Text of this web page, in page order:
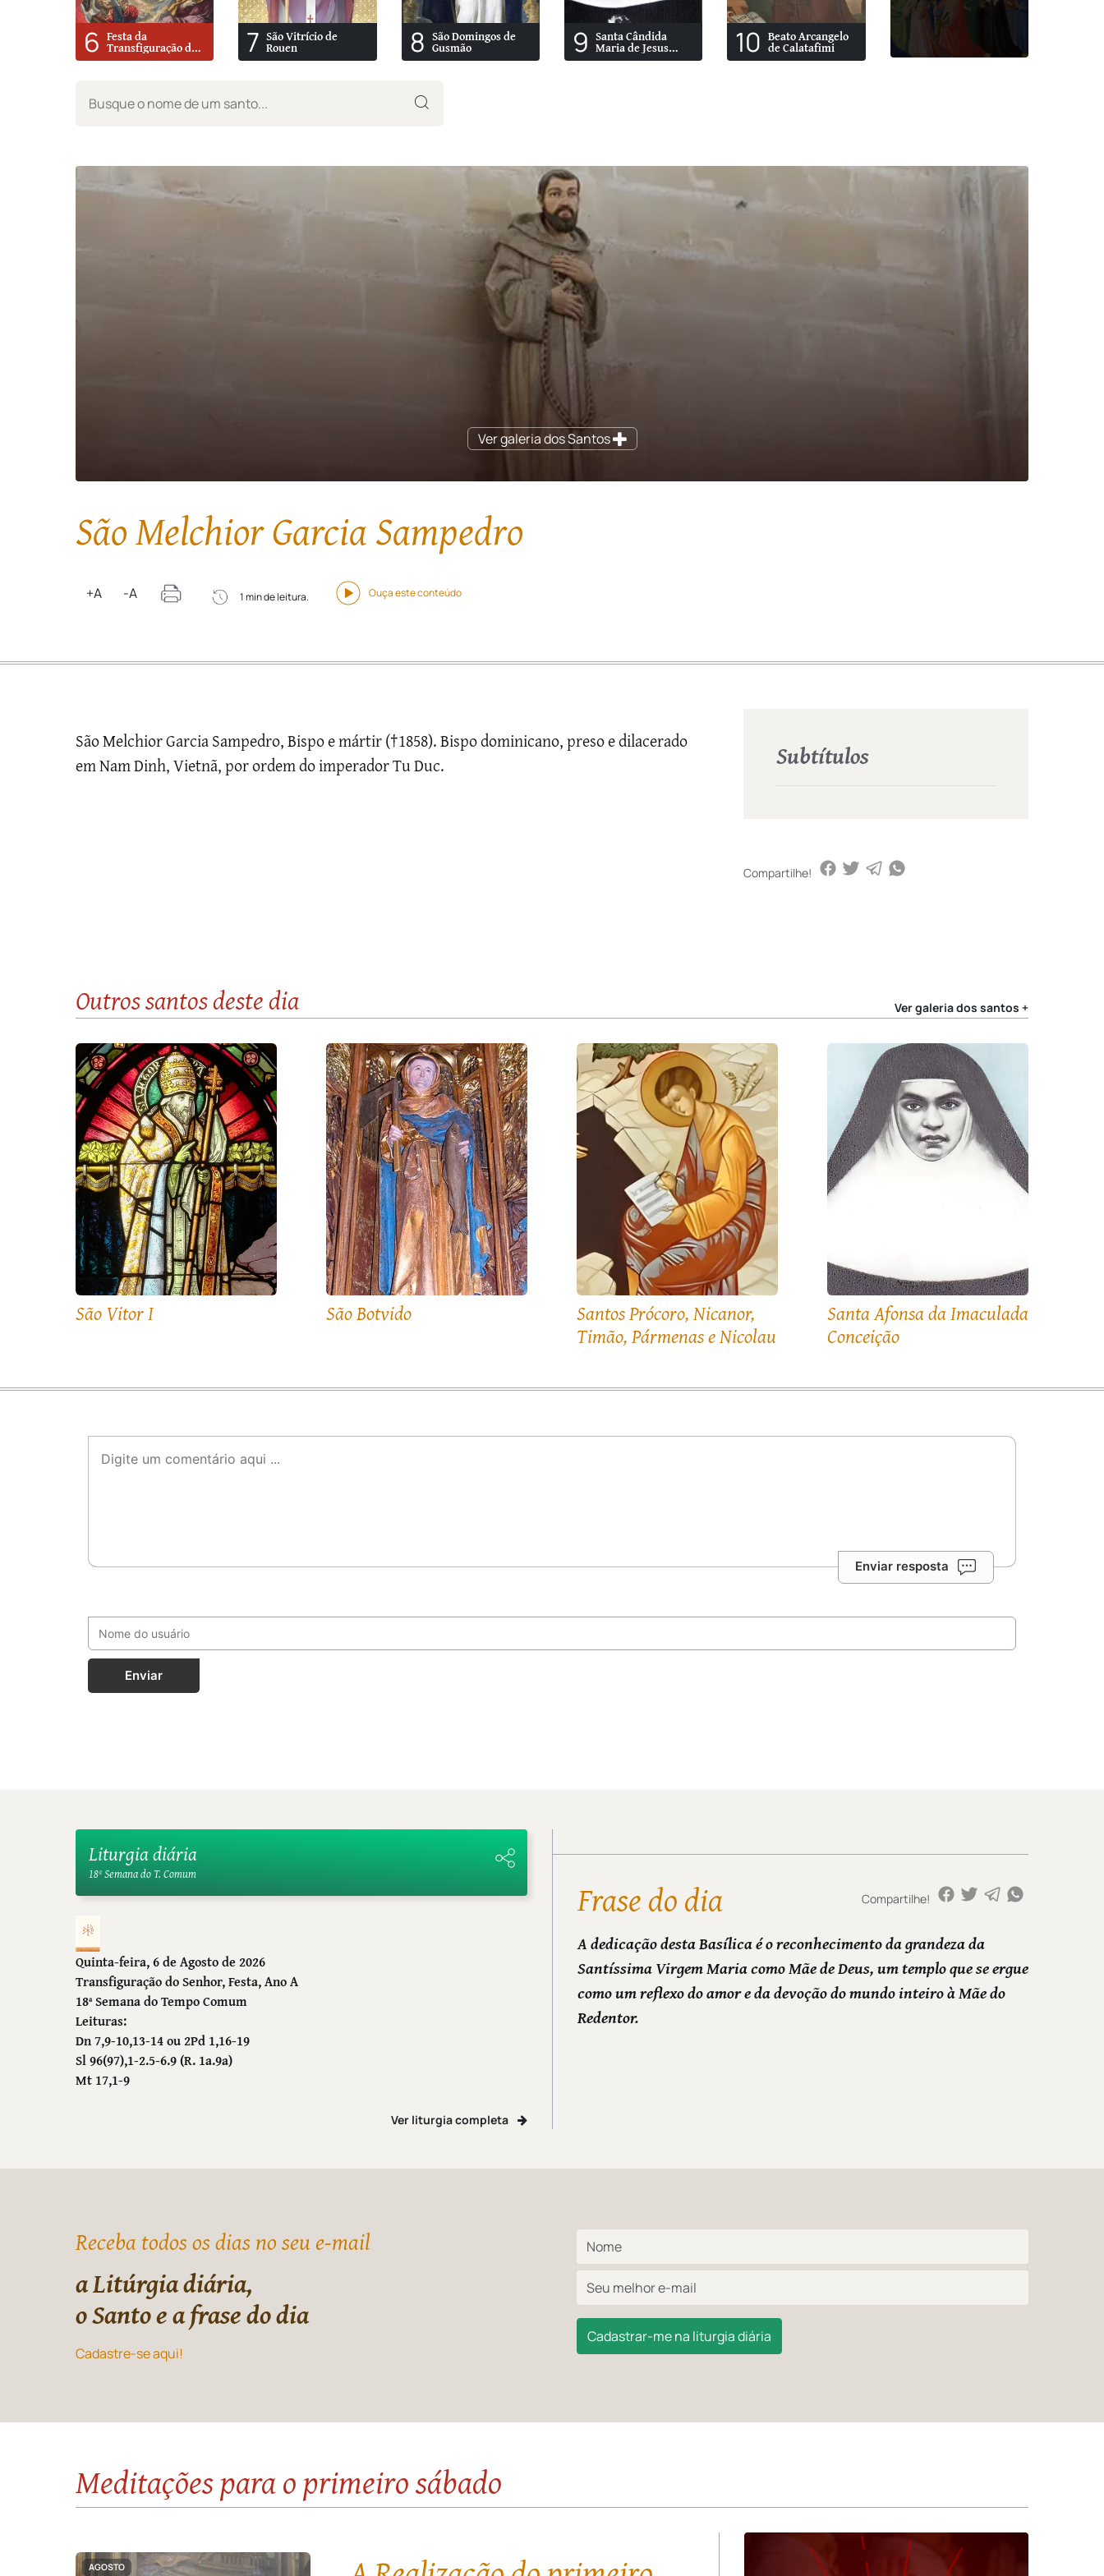
6 Festa da
Transfiguração do
Senhor No Monte 7 São Vitrício de
Rouen 8 São Domingos de
Gusmão 9 Santa Cândida
Maria de Jesus
Cipitria 10 Beato Arcangelo
de Calatafimi
Ver galeria dos Santos
São Melchior Garcia Sampedro
+A -A 1 min de leitura. Ouça este conteúdo
São Melchior Garcia Sampedro, Bispo e mártir (†1858). Bispo dominicano, preso e dilacerado
em Nam Dinh, Vietnã, por ordem do imperador Tu Duc.
Subtítulos
Compartilhe!
Outros santosdeste dia Ver galeria dos santos +
São Vitor I São Botvido
Santos Prócoro, Nicanor,
Timão, Pármenas e Nicolau
Santa Afonsa da Imaculada
Conceição
Enviar resposta
Enviar
Liturgia diária
18ª Semana do T. Comum
Quinta-feira, 6 de Agosto de 2026
Transfiguração do Senhor, Festa, Ano A
18ª Semana do Tempo Comum
Leituras:
Dn 7,9-10,13-14 ou 2Pd 1,16-19
Sl 96(97),1-2.5-6.9 (R. 1a.9a)
Mt 17,1-9
Ver liturgia completa
Frase do dia Compartilhe!
A dedicação desta Basílica é o reconhecimento da grandeza da
Santíssima Virgem Maria como Mãe de Deus, um templo que se ergue
como um reflexo do amor e da devoção do mundo inteiro à Mãe do
Redentor.
Receba todos os dias no seu e-mail
a Litúrgia diária,
o Santo e a frase do dia
Cadastre-se aqui!
Cadastrar-me na liturgia diária
Meditações para o primeiro sábado
AGOSTO